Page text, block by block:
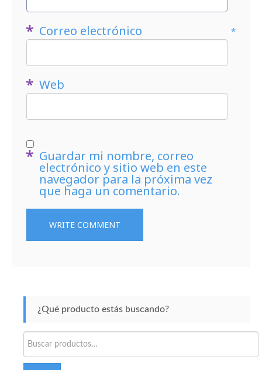
Correo electrónico *
Web
Guardar mi nombre, correo
electrónico y sitio web en este
navegador para la próxima vez
que haga un comentario.
¿Qué producto estás buscando?
por: